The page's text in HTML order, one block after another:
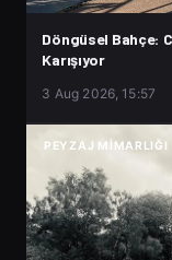
Döngüsel Bahçe:
Karışıyor
3 Aug 2026, 15:57
PEYZAJ MIMARLIĞI